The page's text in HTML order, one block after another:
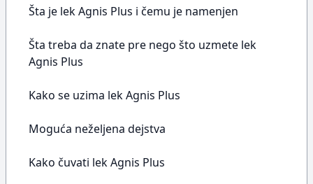
Šta je lek Agnis Plus i čemu je namenjen
Šta treba da znate pre nego što uzmete lek
Agnis Plus
Kako se uzima lek Agnis Plus
Moguća neželjena dejstva
Kako čuvati lek Agnis Plus